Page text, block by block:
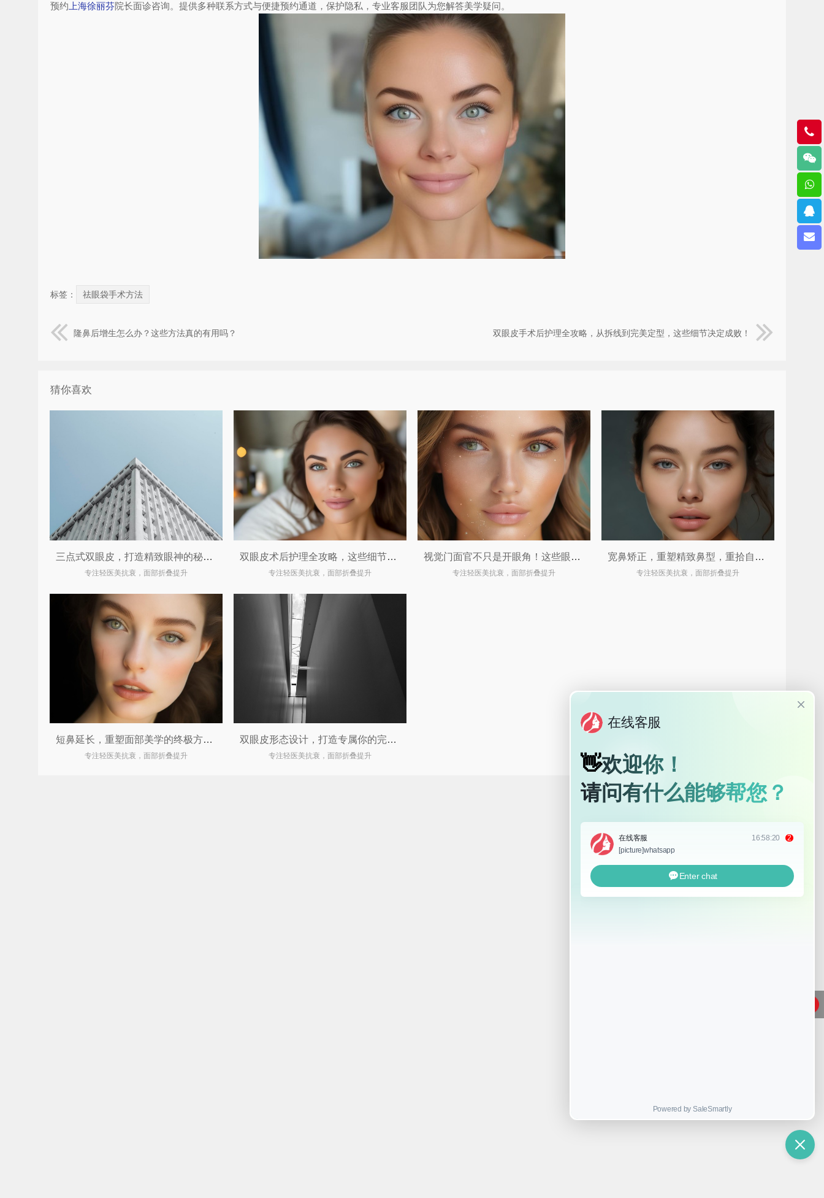
预约 上海徐丽芬院长面诊咨询。提供多种联系方式与便捷预约通道，保护隐私，专业客服团队为您解答美学疑问。
标签： 祛眼袋手术方法
隆鼻后增生怎么办？这些方法真的有用吗？ 双眼皮手术后护理全攻略，从拆线到完美定型，这些细节决定成败！
猜你喜欢
三点式双眼皮，打造精致眼神的秘密武器
专注轻医美抗衰，面部折叠提升
双眼皮术后护理全攻略，这些细节你一定要知道！
专注轻医美抗衰，面部折叠提升
视觉门面官不只是开眼角！这些眼整形手术让你由内而外散发光彩 ✨
专注轻医美抗衰，面部折叠提升
宽鼻矫正，重塑精致鼻型，重拾自信魅力
专注轻医美抗衰，面部折叠提升
短鼻延长，重塑面部美学的终极方案！
专注轻医美抗衰，面部折叠提升
双眼皮形态设计，打造专属你的完美眼眸
专注轻医美抗衰，面部折叠提升